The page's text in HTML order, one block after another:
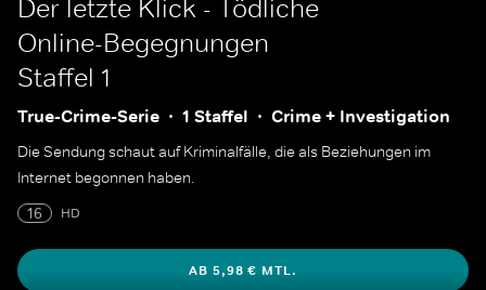
Der letzte Klick - Tödliche
Online-Begegnungen
Staffel 1
True-Crime-Serie 1 Staffel Crime + Investigation
Die Sendung schaut auf Kriminalfälle, die als Beziehungen im
Internet begonnen haben.
16
HD
AB 5,98 € MTL.